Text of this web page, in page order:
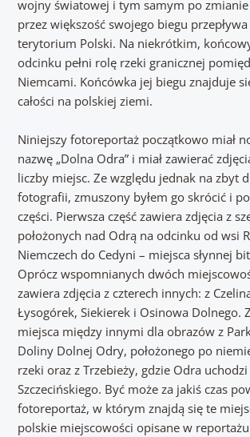
wojny światowej i tym samym po
przez większość swojego biegu
terytorium Polski. Na niekrótkim,
odcinku pełni rolę rzeki granicznej
Niemcami. Końcówka jej biegu znajduje
całości na polskiej ziemi.
Niniejszy fotoreportaż początkowo miał
nazwę „Dolna Odra” i miał zawierać
liczby miejsc. Ze względu jednak na zbyt
fotografii, zmuszony byłem go skrócić i
części. Pierwsza część zawiera zdjęcia z
położonych nad Odrą na odcinku od wsi
Niemczech do Cedyni – miejsca słynnej
Oprócz wspomnianych dwóch
zawiera zdjęcia z czterech innych: z
Łysogórek, Siekierek i Osinowa Dolnego.
miejsca między innymi dla obrazów z
Doliny Dolnej Odry, położonego po
rzeki oraz z Trzebieży, gdzie Odra
Szczecińskiego. Być może za jakiś czas
fotoreportaż, w którym znajdą się te
polskie miejscowości opisane w